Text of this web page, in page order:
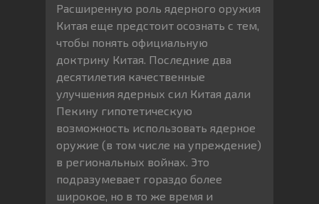
Расширенную роль ядерного оружия
Китая еще предстоит осознать с тем,
чтобы понять официальную
доктрину Китая. Последние два
десятилетия качественные
улучшения ядерных сил Китая дали
Пекину гипотетическую
возможность использовать ядерное
оружие (в том числе на упреждение)
в региональных войнах. Это
подразумевает гораздо более
широкое, но в то же время и